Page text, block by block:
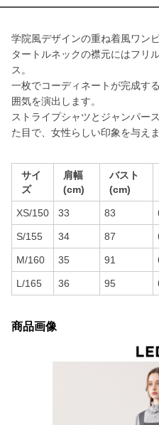
学院風デザインの重ね着風ワンピ
タートルネックの襟元にはフリ
ス。
一枚でコーディネートが完成す
囲気を演出します。
ストライプシャツとジャンパー
た目で、女性らしい印象を与えま
サイ
ズ
肩幅
(cm)
バスト
(cm)
XS/150 33 83
S/155 34 87
M/160 35 91
L/165 36 95
商品画像